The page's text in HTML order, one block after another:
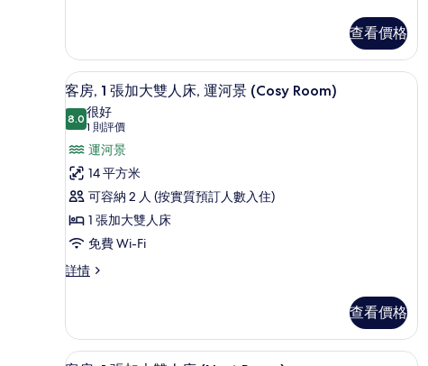
情
查看價格
載
入
所
有
客
房,
1
張
加
人
床,
高級寢具、房內夾萬、書桌、隔音
6
客房, 1 張加大雙人床, 運河景 (Cosy Room)
8.08.0 分，滿分 10 分
很好
1 則評價
(1
則
評
價)
運河景
14 平方米
可容納 2 人 (按實質預訂人數入住)
1 張加大雙人床
免費 Wi-Fi
詳情
客
加
大
查看價格
載
高級寢具、房內夾萬、書桌、隔音